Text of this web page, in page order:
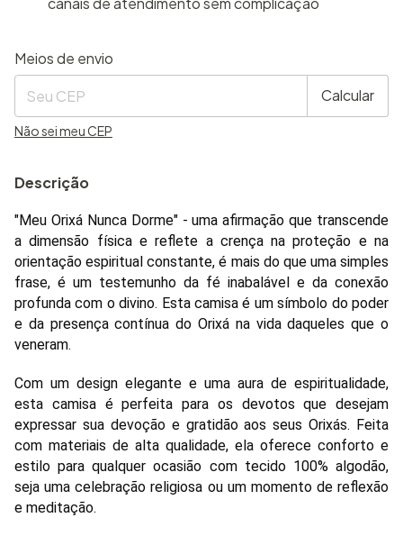
Entregas para o CEP:
Meios de envio
Calcular
Não sei meu CEP
Descrição
"Meu Orixá Nunca Dorme" - uma afirmação que transcende
a dimensão física e reflete a crença na proteção e na
orientação espiritual constante, é mais do que uma simples
frase, é um testemunho da fé inabalável e da conexão
profunda com o divino. Esta camisa é um símbolo do poder
e da presença contínua do Orixá na vida daqueles que o
veneram.
Com um design elegante e uma aura de espiritualidade,
esta camisa é perfeita para os devotos que desejam
expressar sua devoção e gratidão aos seus Orixás. Feita
com materiais de alta qualidade, ela oferece conforto e
estilo para qualquer ocasião com tecido 100% algodão,
seja uma celebração religiosa ou um momento de reflexão
e meditação.